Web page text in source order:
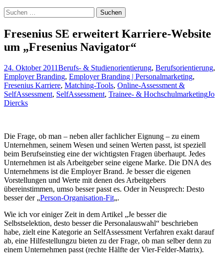
Suchen
nach:
Fresenius SE erweitert Karriere-Website
um „Fresenius Navigator“
24. Oktober 2011Berufs- & Studienorientierung, Berufsorientierung,
Employer Branding, Employer Branding | Personalmarketing,
Fresenius Karriere, Matching-Tools, Online-Assessment &
SelfAssessment, SelfAssessment, Trainee- & HochschulmarketingJo
Diercks
Die Frage, ob man – neben aller fachlicher Eignung – zu einem
Unternehmen, seinem Wesen und seinen Werten passt, ist speziell
beim Berufseinstieg eine der wichtigsten Fragen überhaupt. Jedes
Unternehmen ist als Arbeitgeber seine eigene Marke. Die DNA des
Unternehmens ist die Employer Brand. Je besser die eigenen
Vorstellungen und Werte mit denen des Arbeitgebers
übereinstimmen, umso besser passt es. Oder in Neusprech: Desto
besser der „Person-Organisation-Fit„.
Wie ich vor einiger Zeit in dem Artikel „Je besser die
Selbstselektion, desto besser die Personalauswahl“ beschrieben
habe, zielt eine Kategorie an SelfAssessment Verfahren exakt darauf
ab, eine Hilfestellungzu bieten zu der Frage, ob man selber denn zu
einem Unternehmen passt (rechte Hälfte der Vier-Felder-Matrix).